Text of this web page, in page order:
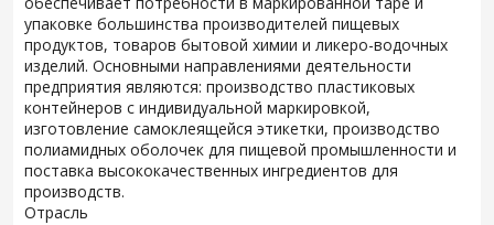
упаковке большинства производителей пищевых
продуктов, товаров бытовой химии и ликеро-водочных
изделий. Основными направлениями деятельности
предприятия являются: производство пластиковых
контейнеров с индивидуальной маркировкой,
изготовление самоклеящейся этикетки, производство
полиамидных оболочек для пищевой промышленности и
поставка высококачественных ингредиентов для
производств.
Отрасль